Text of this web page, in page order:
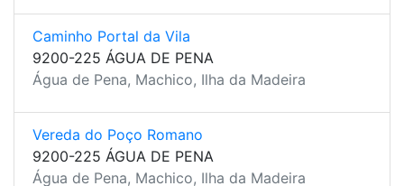
Caminho Portal da Vila
9200-225 ÁGUA DE PENA
Água de Pena, Machico, Ilha da Madeira
Vereda do Poço Romano
9200-225 ÁGUA DE PENA
Água de Pena, Machico, Ilha da Madeira